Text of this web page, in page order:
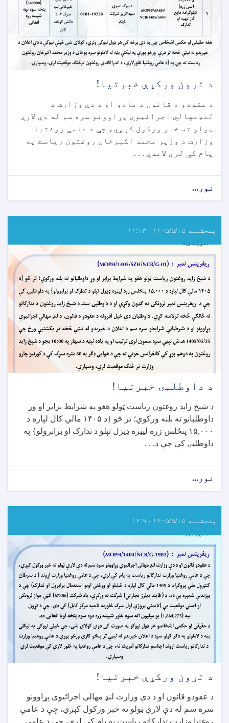
د تړون ورکړې خبرتیا!
د عقودو د قانون د مادو او د دې وزارت د
لنډمهالي اجرائیوي پړاوونو سره سم له دې لارې
ټولو ته خبر ورکول کېږي، چې د عامې روغتیا
وزارت د وزیر محمد اکبرخان روغتون ریاست په
پام کې لري لاندې . . .
نور...
ورکړې
خبرتیا!پنجشنبه ۱۴۰۵/۵/۱۵ - ۱۴:۱۳
د داوطلبۍ خبرتیا!
د شېخ زاید روغتون ریاست ټولو هغو په شرایط برابر او وړ
داوطلبانو ته بلنه ورکوي؛ تر څو {د ۱۴۰۵ مالي کال لپاره د
۱۵,۰۰۰ پنځلس زره لیټره ډیزل تېلو د تدارک او برابرولو} په
داوطلبۍ کې چې د. . .
نور...
خبرتیا!
پنجشنبه ۱۴۰۵/۵/۱۵ - ۱۴:۹
د تړون ورکړې خبرتیا!
د عقودو قانون او د دې وزارت لنډ مهالي اجرائیوي پړاوونو
سره سم له دې لارې ټولو ته خبر ورکول کېږي، چې د عامې
روغتیا وزارت تدارکاتو ریاست په پام کې لري، چې د عامې